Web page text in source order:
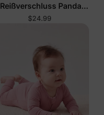
Reißverschluss Panda
Strampler
$24.99